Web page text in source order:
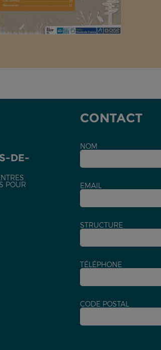
DE-
POUR
CONTACT
NOM
EMAIL
STRUCTURE
TÉLÉPHONE
CODE POSTAL